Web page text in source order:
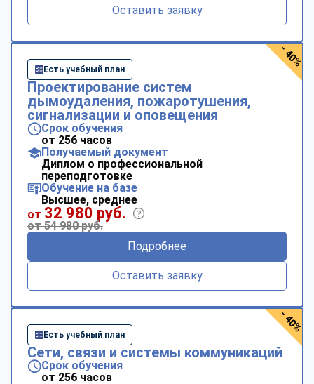
Оставить заявку
Есть учебный план
Проектирование систем
дымоудаления, пожаротушения,
сигнализации и оповещения
Срок обучения
от 256 часов
Получаемый документ
Диплом о профессиональной
переподготовке
Обучение на базе
Высшее, среднее
от 32 980 руб.
от 54 980 руб.
Подробнее
Оставить заявку
- 40%
Есть учебный план
Сети, связи и системы коммуникаций
Срок обучения
от 256 часов
- 40%